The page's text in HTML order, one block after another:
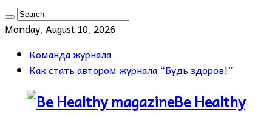
Monday, August 10, 2026
Команда журнала
Как стать автором журнала “Будь здоров!”
Be Healthy